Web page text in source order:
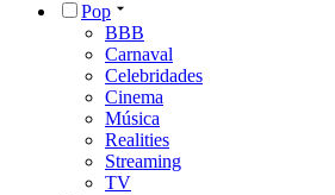
Pop
BBB
Carnaval
Celebridades
Cinema
Música
Realities
Streaming
TV